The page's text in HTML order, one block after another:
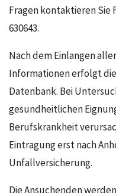
Fragen kontaktieren Sie
630643.
Nach dem Einlangen
Informationen erfolgt
Datenbank. Bei
gesundheitlichen
Berufskrankheit
Eintragung erst nach
Unfallversicherung.